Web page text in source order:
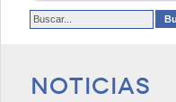
Noticias